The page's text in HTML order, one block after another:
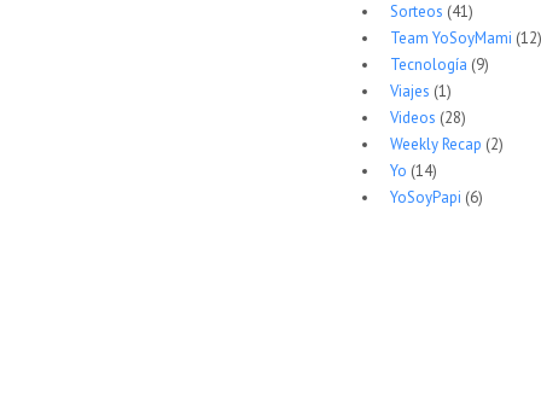
Sorteos (41)
Team YoSoyMami (12)
Tecnología (9)
Viajes (1)
Videos (28)
Weekly Recap (2)
Yo (14)
YoSoyPapi (6)